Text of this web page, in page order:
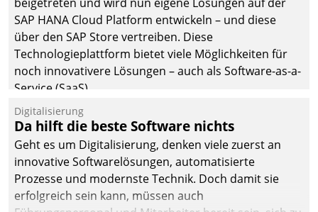
SAP HANA Cloud Platform entwickeln – und diese
über den SAP Store vertreiben. Diese
Technologieplattform bietet viele Möglichkeiten für
noch innovativere Lösungen – auch als Software-as-a-
Service (SaaS).
Digitalisierung
Da hilft die beste Software nichts
Geht es um Digitalisierung, denken viele zuerst an
innovative Softwarelösungen, automatisierte
Prozesse und modernste Technik. Doch damit sie
erfolgreich sein kann, müssen auch